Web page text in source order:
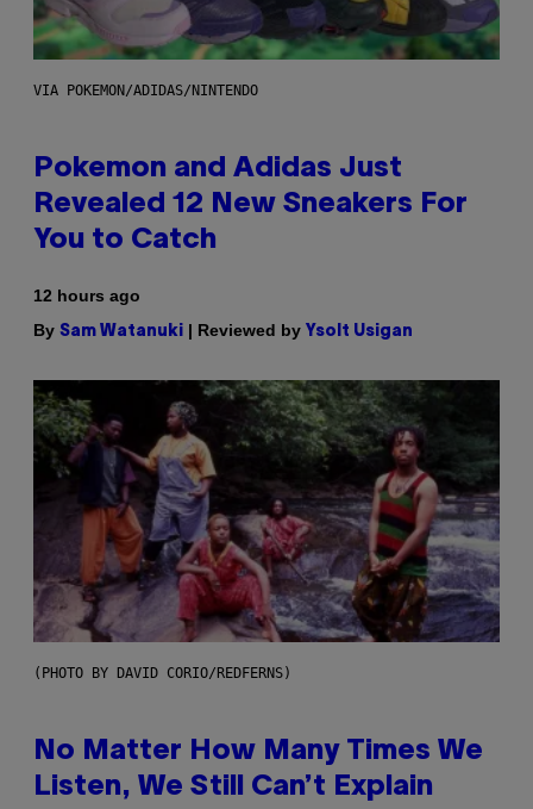
VIA POKEMON/ADIDAS/NINTENDO
Pokemon and Adidas Just
Revealed 12 New Sneakers For
You to Catch
12 hours ago
By Sam Watanuki | Reviewed by Ysolt Usigan
(PHOTO BY DAVID CORIO/REDFERNS)
No Matter How Many Times We
Listen, We Still Can’t Explain